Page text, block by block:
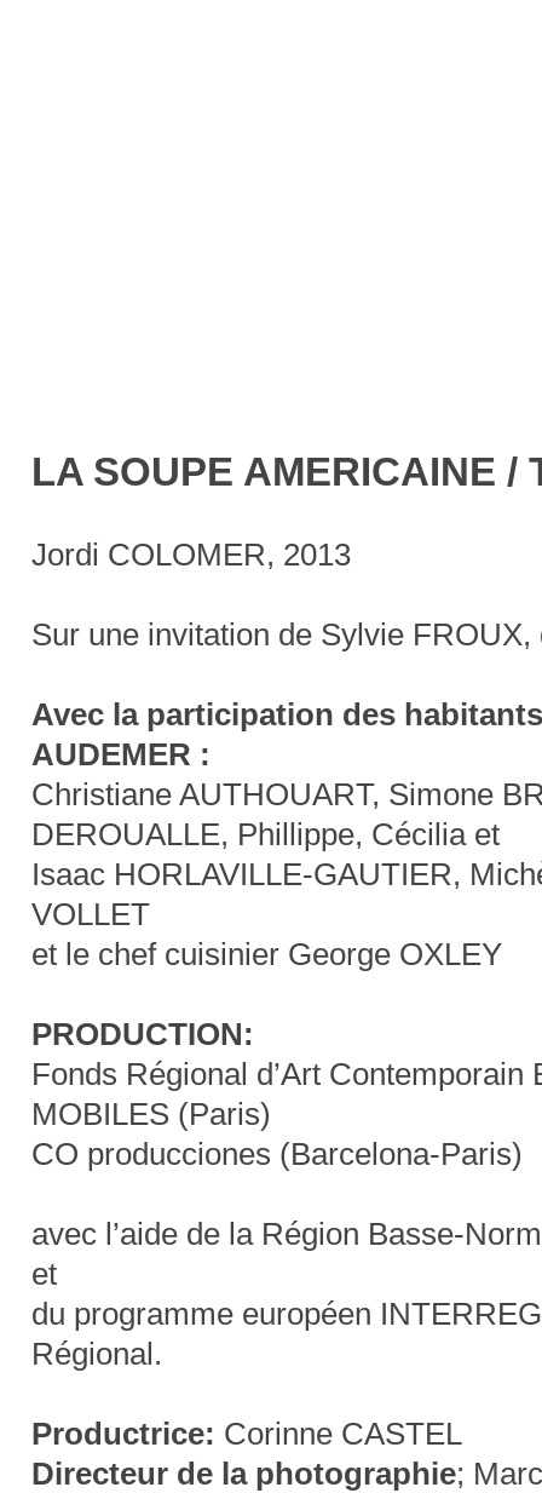
LA SOUPE AMERICAINE
Jordi COLOMER, 2013
Sur une invitation de Sylvie
Avec la participation des
AUDEMER :
Christiane AUTHOUART, Simone
DEROUALLE, Phillippe, Cécilia et
Isaac HORLAVILLE-GAUTIER,
VOLLET
et le chef cuisinier George OXLEY
PRODUCTION:
Fonds Régional d’Art Contemporain
MOBILES (Paris)
CO producciones (Barcelona-Paris)
avec l’aide de la Région Basse-
et
du programme européen
Régional.
Productrice: Corinne CASTEL
Directeur de la photographie;